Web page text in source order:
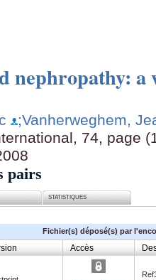
nephropathy:
;Vanherweghem,
74, page
pairs
STATISTIQUES
Fichier(s) déposé(s) par
Accès